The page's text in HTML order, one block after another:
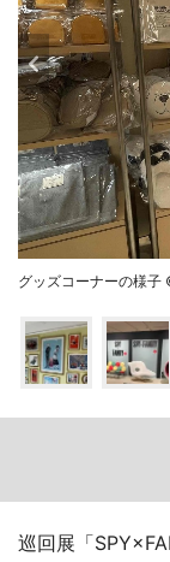
グッズコーナーの様子
巡回展「